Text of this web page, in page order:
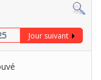
Jour suivant